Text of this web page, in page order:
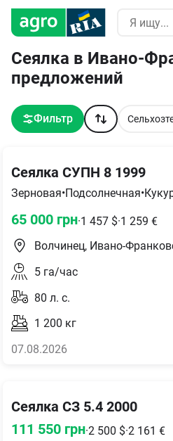
Сеялка в Ивано-
предложений
Фильтр
Сеялка СУПН 8 1999
Зерновая•Подсолнечная•
65 000 грн·1 457 $·1 259 €
Волчинец, Ивано-
5 га/час
80 л. с.
1 200 кг
07.08.2026
Сеялка СЗ 5.4 2000
111 550 грн·2 500 $·2 161 €